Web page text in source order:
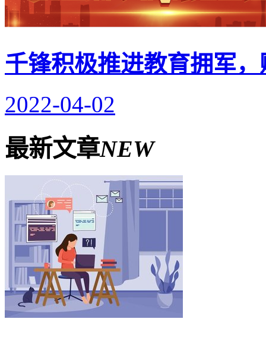
千锋积极推进教育拥军
2022-04-02
最新文章NEW